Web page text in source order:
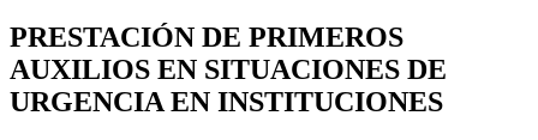
PRESTACIÓN DE PRIMEROS
AUXILIOS EN SITUACIONES DE
URGENCIA EN INSTITUCIONES